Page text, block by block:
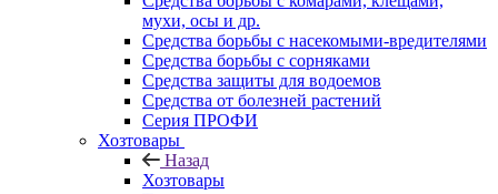
мухи, осы и др.
Средства борьбы с насекомыми-вредителями
Средства борьбы с сорняками
Средства защиты для водоемов
Средства от болезней растений
Серия ПРОФИ
Хозтовары
Назад
Хозтовары